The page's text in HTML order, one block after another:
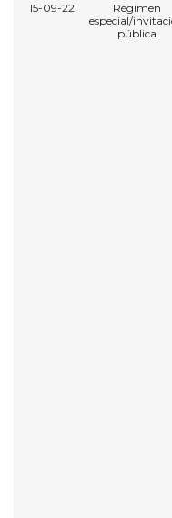
15-09-22
Régimen
especial/
pública